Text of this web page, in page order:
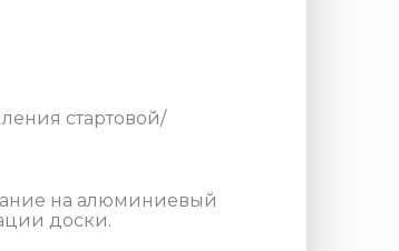
стартовой/
на алюминиевый
доски.